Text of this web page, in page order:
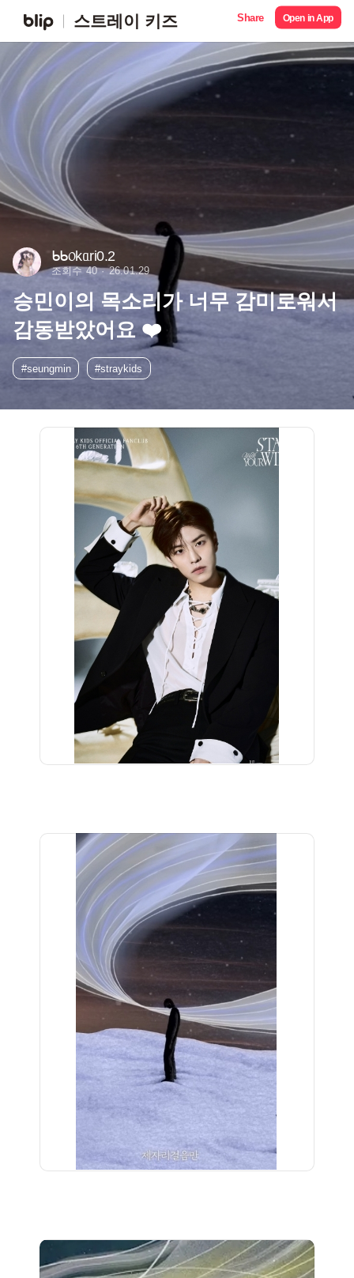
스트레이 키즈 Share Open in App
ᑲᑲ᥆kᥲrі0.2
조회수 40 26.01.29
승민이의 목소리가 너무 감미로워서
감동받았어요 ❤️
#seungmin #straykids